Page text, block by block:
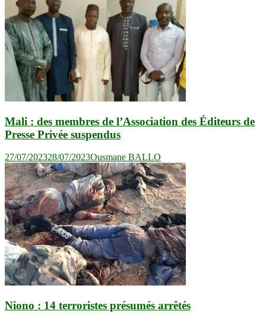
Mali : des membres de l’Association des Éditeurs de
Presse Privée suspendus
27/07/202328/07/2023Ousmane BALLO
Niono : 14 terroristes présumés arrêtés